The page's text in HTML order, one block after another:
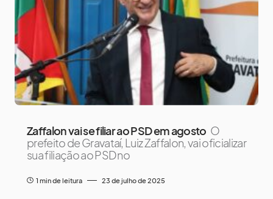
Zaffalon vai se filiar ao PSD em agosto O
prefeito de Gravataí, Luiz Zaffalon, vai oficializar
sua filiação ao PSD no
1 min de leitura 23 de julho de 2025